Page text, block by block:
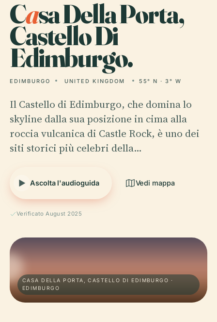
Casa Della Porta,
Castello Di
Edimburgo.
EDIMBURGO UNITED KINGDOM 55° N · 3° W
Il Castello di Edimburgo, che domina lo
skyline dalla sua posizione in cima alla
roccia vulcanica di Castle Rock, è uno dei
siti storici più celebri della…
Ascolta l'audioguida Vedi mappa
Verificato August 2025
CASA DELLA PORTA, CASTELLO DI EDIMBURGO ·
EDIMBURGO